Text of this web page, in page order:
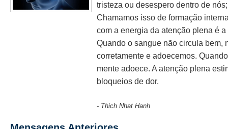
tristeza ou desespero dentro de
Chamamos isso de formação
com a energia da atenção plena é
Quando o sangue não circula bem,
corretamente e adoecemos.
mente adoece. A atenção plena
bloqueios de dor.
- Thich Nhat Hanh